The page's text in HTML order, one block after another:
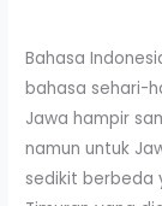
Bahasa
bahasa sehari-
Jawa hampir
namun untuk
sedikit berbeda